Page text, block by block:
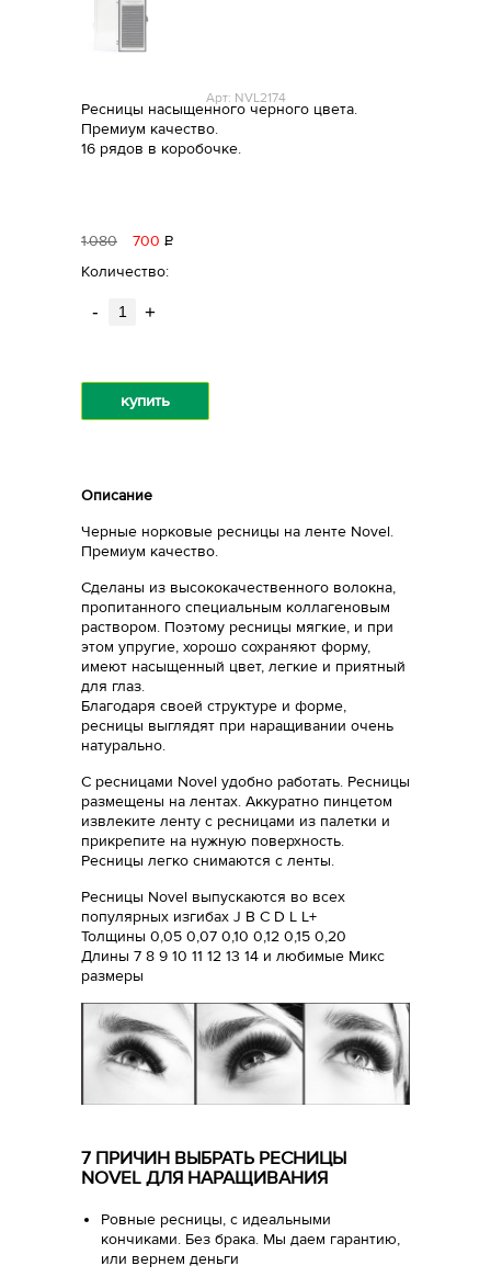
Арт: NVL2174
Ресницы насыщенного черного цвета.
Премиум качество.
16 рядов в коробочке.
1080 700 Р
Количество:
- +
купить
Описание
Черные норковые ресницы на ленте Novel.
Премиум качество.
Сделаны из высококачественного волокна,
пропитанного специальным коллагеновым
раствором. Поэтому ресницы мягкие, и при
этом упругие, хорошо сохраняют форму,
имеют насыщенный цвет, легкие и приятный
для глаз.
Благодаря своей структуре и форме,
ресницы выглядят при наращивании очень
натурально.
С ресницами Novel удобно работать. Ресницы
размещены на лентах. Аккуратно пинцетом
извлеките ленту с ресницами из палетки и
прикрепите на нужную поверхность.
Ресницы легко снимаются с ленты.
Ресницы Novel выпускаются во всех
популярных изгибах J B C D L L+
Толщины 0,05 0,07 0,10 0,12 0,15 0,20
Длины 7 8 9 10 11 12 13 14 и любимые Микс
размеры
7 ПРИЧИН ВЫБРАТЬ РЕСНИЦЫ
NOVEL ДЛЯ НАРАЩИВАНИЯ
Ровные ресницы, с идеальными
кончиками. Без брака. Мы даем гарантию,
или вернем деньги